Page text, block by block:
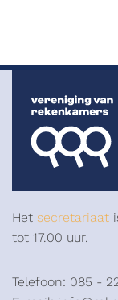
Het secretariaat
tot 17.00 uur.
Telefoon: 085 -